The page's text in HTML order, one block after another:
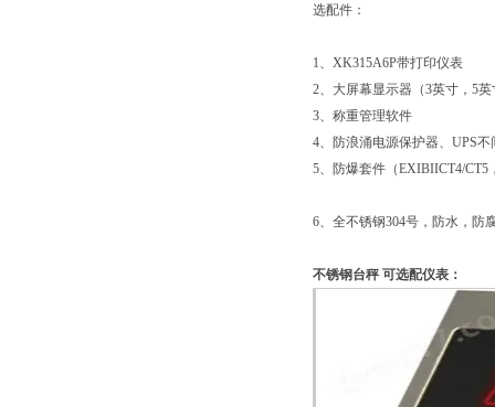
选配件：
1、XK315A6P带打印仪表
2、大屏幕显示器（3英寸，5
3、称重管理软件
4、防浪涌电源保护器、UPS不
5、防爆套件（EXIBIICT4/CT5
6、全不锈钢304号，防水，防
不锈钢台秤可选配仪表：